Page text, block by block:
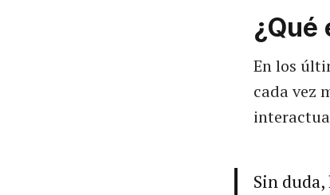
¿Qué
En los
cada vez
Sin